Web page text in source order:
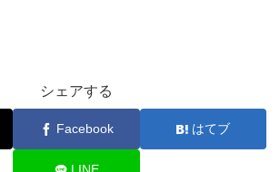
シェアする
Facebook はてブ